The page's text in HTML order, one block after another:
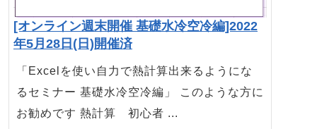
[オンライン週末開催 基礎水冷空冷編]2022
年5月28日(日)開催済
「Excelを使い自力で熱計算出来るようにな
るセミナー 基礎水冷空冷編」 このような方に
お勧めです 熱計算 初心者 ...